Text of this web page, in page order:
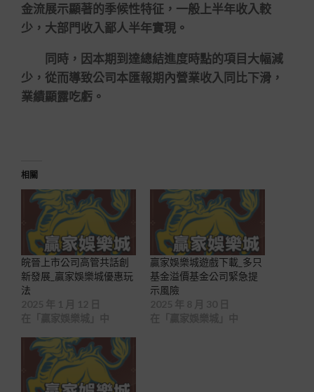
金流展示顯著的季候性特征，一般上半年收入較
少，大部門收入鄙人半年實現。
同時，因本期到達總結進度時點的項目大幅減
少，從而導致公司本匯報期內營業收入同比下滑，
業績顯露吃虧。
相關
皖晉上市公司高管共話創
新發展_贏家娛樂城優惠玩
法
贏家娛樂城遊戲下載_多只
基金溢價基金公司緊急提
示風險